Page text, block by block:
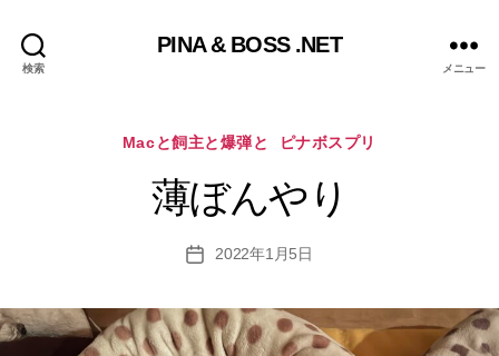
検索
PINA & BOSS .NET
メニュー
カ
ゴ
リ
Macと飼主と爆弾と ピナボスプリ
薄ぼんやり
投
2022年1月5日